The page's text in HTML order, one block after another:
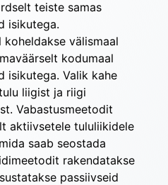
teiste samas
isikutega.
välismaal
kodumaal
isikutega. Valik kahe
liigist ja riigi
Vabastusmeetodit
aktiivsetele tululiikidele
saab seostada
rakendatakse
passiivseid